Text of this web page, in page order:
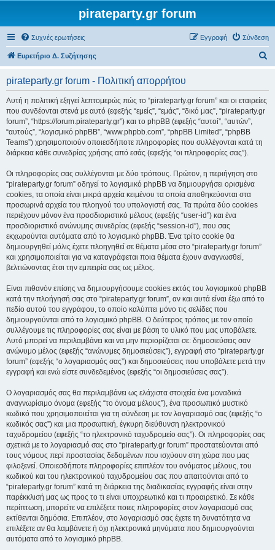
pirateparty.gr forum
Συχνές ερωτήσεις Σύνδεση
Εγγραφή
Ευρετήριο Δ. Συζήτησης
pirateparty.gr forum - Πολιτική απορρήτου
Αυτή η πολιτική εξηγεί λεπτομερώς πώς το “pirateparty.gr forum” και οι εταιρείες
που συνδέονται στενά με αυτό (εφεξής “εμείς”, “εμάς”, “δικό μας”, “pirateparty.gr
forum”, “https://forum.pirateparty.gr”) και το phpBB (εφεξής “αυτοί”, “αυτών”,
“αυτούς”, “λογισμικό phpBB”, “www.phpbb.com”, “phpBB Limited”, “phpBB
Teams”) χρησιμοποιούν οποιεσδήποτε πληροφορίες που συλλέγονται κατά τη
διάρκεια κάθε συνεδρίας χρήσης από εσάς (εφεξής “οι πληροφορίες σας”).
Οι πληροφορίες σας συλλέγονται με δύο τρόπους. Πρώτον, η περιήγηση στο
“pirateparty.gr forum” οδηγεί το λογισμικό phpBB να δημιουργήσει ορισμένα
cookies, τα οποία είναι μικρά αρχεία κειμένου τα οποία αποθηκεύονται στα
προσωρινά αρχεία του πλοηγού του υπολογιστή σας. Τα πρώτα δύο cookies
περιέχουν μόνον ένα προσδιοριστικό μέλους (εφεξής “user-id”) και ένα
προσδιοριστικό ανώνυμης συνεδρίας (εφεξής “session-id”), που σας
εκχωρούνται αυτόματα από το λογισμικό phpBB. Ένα τρίτο cookie θα
δημιουργηθεί μόλις έχετε πλοηγηθεί σε θέματα μέσα στο “pirateparty.gr forum”
και χρησιμοποιείται για να καταγράφεται ποια θέματα έχουν αναγνωσθεί,
βελτιώνοντας έτσι την εμπειρία σας ως μέλος.
Είναι πιθανόν επίσης να δημιουργήσουμε cookies εκτός του λογισμικού phpBB
κατά την πλοήγησή σας στο “pirateparty.gr forum”, αν και αυτά είναι έξω από το
πεδίο αυτού του εγγράφου, το οποίο καλύπτει μόνο τις σελίδες που
δημιουργούνται από το λογισμικό phpBB. Ο δεύτερος τρόπος με τον οποίο
συλλέγουμε τις πληροφορίες σας είναι με βάση το υλικό που μας υποβάλετε.
Αυτό μπορεί να περιλαμβάνει και να μην περιορίζεται σε: δημοσιεύσεις σαν
ανώνυμο μέλος (εφεξής “ανώνυμες δημοσιεύσεις”), εγγραφή στο “pirateparty.gr
forum” (εφεξής “ο λογαριασμός σας”) και δημοσιεύσεις που υποβάλετε μετά την
εγγραφή και ενώ είστε συνδεδεμένος (εφεξής “οι δημοσιεύσεις σας”).
Ο λογαριασμός σας θα περιλαμβάνει ως ελάχιστα στοιχεία ένα μοναδικά
αναγνωρίσιμο όνομα (εφεξής “το όνομα μέλους”), ένα προσωπικό μυστικό
κωδικό που χρησιμοποιείται για τη σύνδεση με τον λογαριασμό σας (εφεξής “ο
κωδικός σας”) και μια προσωπική, έγκυρη διεύθυνση ηλεκτρονικού
ταχυδρομείου (εφεξής “το ηλεκτρονικό ταχυδρομείο σας”). Οι πληροφορίες σας
σχετικά με το λογαριασμό σας στο “pirateparty.gr forum” προστατεύονται από
τους νόμους περί προστασίας δεδομένων που ισχύουν στη χώρα που μας
φιλοξενεί. Οποιεσδήποτε πληροφορίες επιπλέον του ονόματος μέλους, του
κωδικού και του ηλεκτρονικού ταχυδρομείου σας που απαιτούνται από το
“pirateparty.gr forum” κατά τη διάρκεια της διαδικασίας εγγραφής είναι στην
παρέκκλισή μας ως προς το τι είναι υποχρεωτικό και τι προαιρετικό. Σε κάθε
περίπτωση, μπορείτε να επιλέξετε ποιες πληροφορίες στον λογαριασμό σας
εκτίθενται δημόσια. Επιπλέον, στο λογαριασμό σας έχετε τη δυνατότητα να
επιλέξετε αν θα λαμβάνετε ή όχι ηλεκτρονικά μηνύματα που δημιουργούνται
αυτόματα από το λογισμικό phpBB.